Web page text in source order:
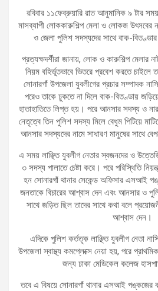
রবিবার ১১ফেব্রুয়ারি রাত আনুমানিক ৯ টার
মাসব্যাপী লোককারুশিল্প মেলা ও লোকজ উৎসবের
ও জেলা পুলিশ সদস্যদের সাথে বাক-
প্রত্যক্ষদর্শীরা জানায়, লোক ও কারুশিল্প মেলার
নিয়ম বহির্ভূতভাবে ভিতরে প্রবেশ করতে
সোনারগাঁ উপজেলা যুবলীগের প্রচার সম্পাদক
পরেও তাকে ঢুকতে না দিলে বাক-বিতণ্ডায়
হাতাহাতিতে লিপ্ত হয়। পরে আনসার সদস্য ও
নেতৃত্বে তিন পুলিশ সদস্য মিলে বেধুম পিটিয়ে
আনসার সদস্যদের নামে সাধারণ মানুষের সাথে
এ সময় লাঞ্ছিত যুবলীগ নেতার স্বজনদের ও
৩ সদস্য পালাতে চেষ্টা করে। পরে পরিস্থিতি
হন সোনারগাঁ থানার সেকেন্ড অফিসার এসআই
জনতাকে বিচারের আশ্বাস দেন এবং আনসার ও
সাথে জড়িত ছিল তাদের সাথে কথা বলে
আশ্বাস দেন।
এদিকে পুলিশ কর্ততৃক লাঞ্ছিত যুবলীগ নেতা
উপজেলা স্বাস্থ্য কমপ্লেক্সে নেয়া হয়, পরে
জন্য ঢাকা মেডিকেল কলেজ
তবে এ বিষয়ে সোনারগাঁ থানার এসআই পঙ্কজের